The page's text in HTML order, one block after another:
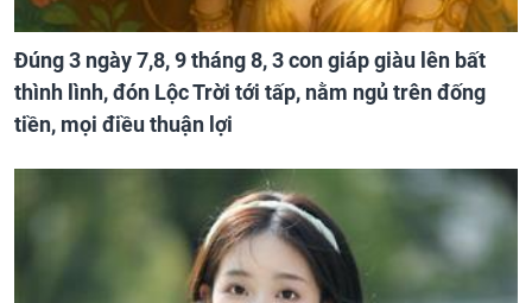
Đúng 3 ngày 7,8, 9 tháng 8, 3 con giáp giàu lên bất
thình lình, đón Lộc Trời tới tấp, nằm ngủ trên đống
tiền, mọi điều thuận lợi